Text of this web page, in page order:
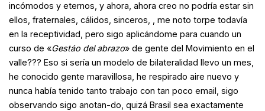
incómodos y eternos, y ahora, ahora creo no podría estar sin
ellos, fraternales, cálidos, sinceros, , me noto torpe todavía
en la receptividad, pero sigo aplicándome para cuando un
curso de «Gestáo del abrazo» de gente del Movimiento en el
valle??? Eso si sería un modelo de bilateralidad llevo un mes,
he conocido gente maravillosa, he respirado aire nuevo y
nunca había tenido tanto trabajo con tan poco email, sigo
observando sigo anotan-do, quizá Brasil sea exactamente